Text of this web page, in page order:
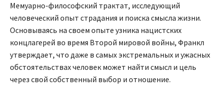
Мемуарно-философский трактат, исследующий
человеческий опыт страдания и поиска смысла жизни.
Основываясь на своем опыте узника нацистских
концлагерей во время Второй мировой войны, Франкл
утверждает, что даже в самых экстремальных и ужасных
обстоятельствах человек может найти смысл и цель
через свой собственный выбор и отношение.